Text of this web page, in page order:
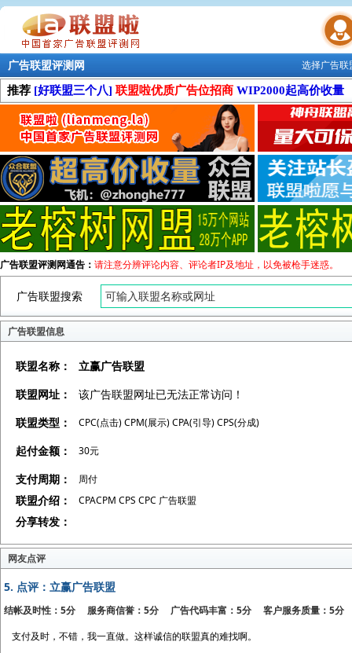
联盟学院
选择广告
广告联盟评测网
推荐 [好联盟三个八] 联盟啦优质广告位招商 WIP2000起高价收量
广告联盟评测网通告： 请注意分辨评论内容、评论者IP及地址，以免被枪手迷惑。
广告联盟搜索
广告联盟信息
联盟名称：
立赢广告联盟
联盟网址：
该广告联盟网址已无法正常访问！
联盟类型：
CPC(点击) CPM(展示) CPA(引导) CPS(分成)
起付金额： 30元
支付周期： 周付
联盟介绍： CPACPM CPS CPC 广告联盟
分享转发：
网友点评
5. 点评：立赢广告联盟
结帐及时性：5分 服务商信誉：5分 广告代码丰富：5分 客户服务质量：5分
支付及时，不错，我一直做。这样诚信的联盟真的难找啊。